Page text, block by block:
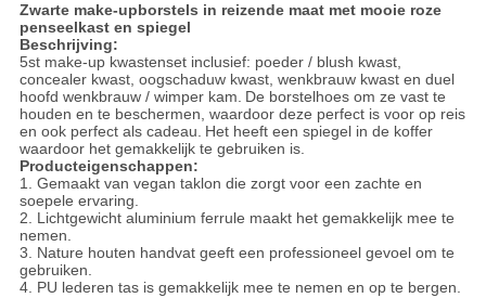
Zwarte make-upborstels in reizende maat met mooie roze
penseelkast en spiegel
Beschrijving:
5st make-up kwastenset inclusief: poeder / blush kwast,
concealer kwast, oogschaduw kwast, wenkbrauw kwast en duel
hoofd wenkbrauw / wimper kam. De borstelhoes om ze vast te
houden en te beschermen, waardoor deze perfect is voor op reis
en ook perfect als cadeau. Het heeft een spiegel in de koffer
waardoor het gemakkelijk te gebruiken is.
Producteigenschappen:
1. Gemaakt van vegan taklon die zorgt voor een zachte en
soepele ervaring.
2. Lichtgewicht aluminium ferrule maakt het gemakkelijk mee te
nemen.
3. Nature houten handvat geeft een professioneel gevoel om te
gebruiken.
4. PU lederen tas is gemakkelijk mee te nemen en op te bergen.